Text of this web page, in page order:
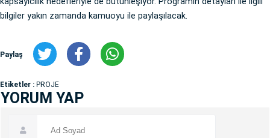
bilgiler yakın zamanda kamuoyu ile paylaşılacak.
Paylaş
Etiketler : PROJE
YORUM YAP